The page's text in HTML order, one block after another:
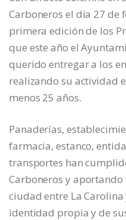
Carboneros el día 27 de
primera edición de los
que este año el
querido entregar a los
realizando su actividad
menos 25 años.
Panaderías,
farmacia, estanco,
transportes han
Carboneros y
ciudad entre La
identidad propia y de